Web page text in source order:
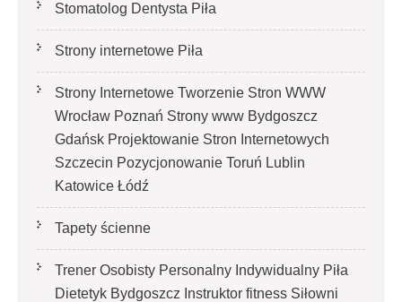
Stomatolog Dentysta Piła
Strony internetowe Piła
Strony Internetowe Tworzenie Stron WWW
Wrocław Poznań Strony www Bydgoszcz
Gdańsk Projektowanie Stron Internetowych
Szczecin Pozycjonowanie Toruń Lublin
Katowice Łódź
Tapety ścienne
Trener Osobisty Personalny Indywidualny Piła
Dietetyk Bydgoszcz Instruktor fitness Siłowni